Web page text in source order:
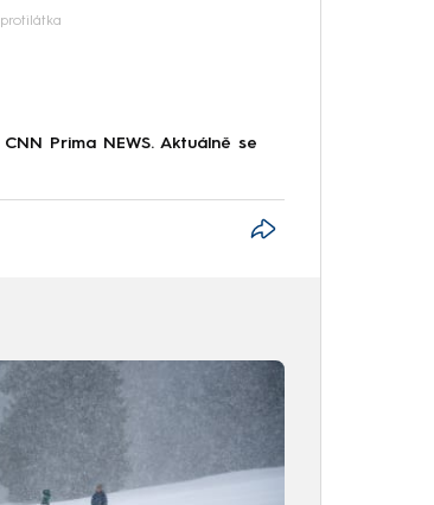
protilátka
Prima NEWS. Aktuálně se